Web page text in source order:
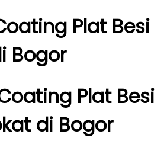
Plat Besi
Bogor
Plat Besi
di Bogor